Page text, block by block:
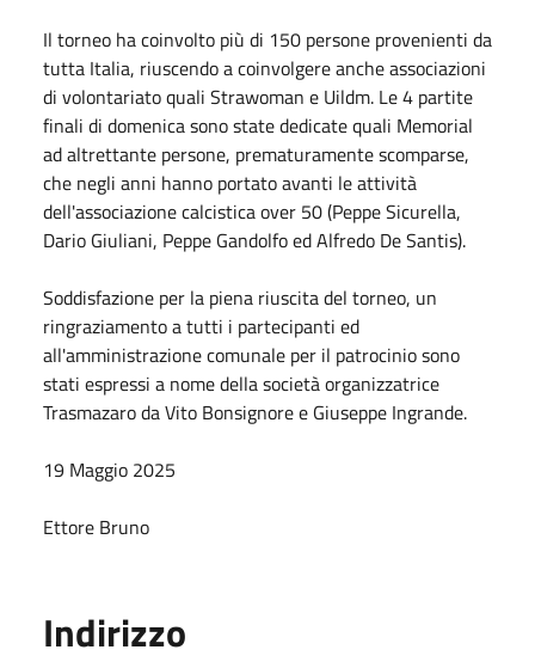
Il torneo ha coinvolto più di 150 persone provenienti da
tutta Italia, riuscendo a coinvolgere anche associazioni
di volontariato quali Strawoman e Uildm. Le 4 partite
finali di domenica sono state dedicate quali Memorial
ad altrettante persone, prematuramente scomparse,
che negli anni hanno portato avanti le attività
dell'associazione calcistica over 50 (Peppe Sicurella,
Dario Giuliani, Peppe Gandolfo ed Alfredo De Santis).
Soddisfazione per la piena riuscita del torneo, un
ringraziamento a tutti i partecipanti ed
all'amministrazione comunale per il patrocinio sono
stati espressi a nome della società organizzatrice
Trasmazaro da Vito Bonsignore e Giuseppe Ingrande.
19 Maggio 2025
Ettore Bruno
Indirizzo